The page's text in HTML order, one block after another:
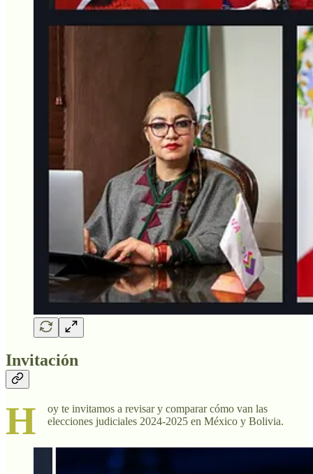
Invitación
H
oy te invitamos a revisar y comparar cómo van las
elecciones judiciales 2024-2025 en México y Bolivia.